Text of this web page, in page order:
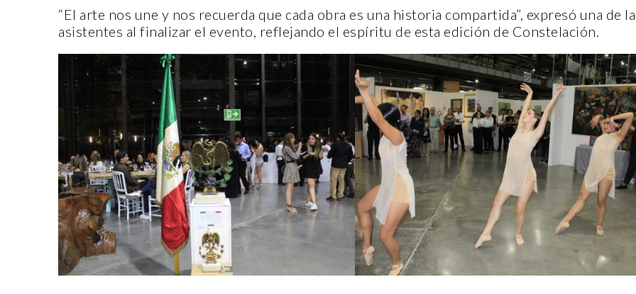
“El arte nos une y nos recuerda que cada obra es una historia compartida”, expresó una de
asistentes al finalizar el evento, reflejando el espíritu de esta edición de Constelación.